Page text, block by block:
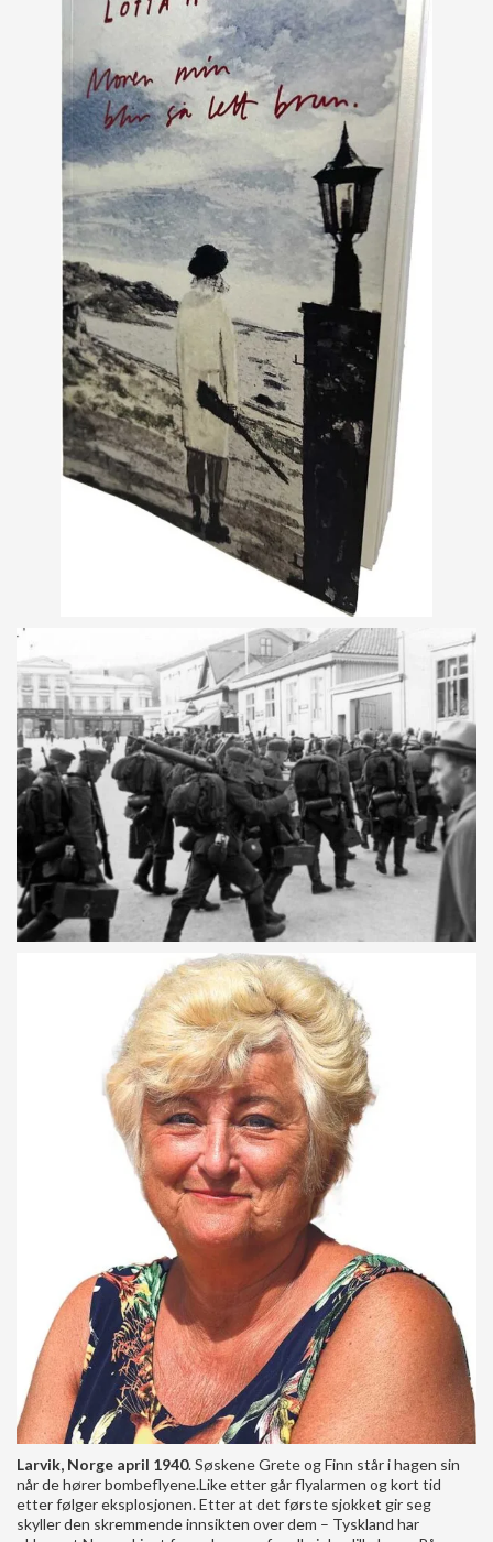
Larvik, Norge april 1940. Søskene Grete og Finn står i hagen sin
når de hører bombeflyene.Like etter går flyalarmen og kort tid
etter følger eksplosjonen. Etter at det første sjokket gir seg
skyller den skremmende innsikten over dem – Tyskland har